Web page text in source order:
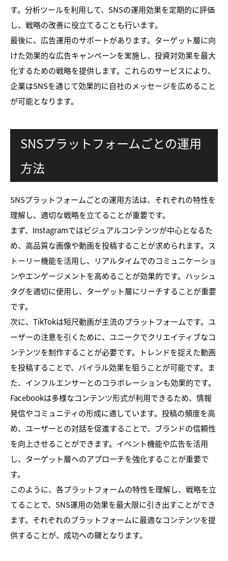
す。分析ツールを利用して、SNSの運用効果を定期的に評価
し、戦略の改善に役立てることも行います。
最後に、広告運用のサポートがあります。ターゲット層に向
けた効果的な広告キャンペーンを実施し、投資対効果を最大
化するための戦略を提供します。これらのサービスにより、
企業はSNSを通じて効果的に自社のメッセージを広めること
が可能となります。
SNSプラットフォームごとの運用
方法
SNSプラットフォームごとの運用方法は、それぞれの特性を
理解し、適切な戦略を立てることが重要です。
まず、Instagramではビジュアルコンテンツが中心となるた
め、高品質な画像や動画を投稿することが求められます。ス
トーリー機能を活用し、リアルタイムでのコミュニケーショ
ンやエンゲージメントを高めることが効果的です。ハッシュ
タグを適切に使用し、ターゲット層にリーチすることが重要
です。
次に、TikTokは短尺動画が主流のプラットフォームです。ユ
ーザーの注意を引くために、ユニークでクリエイティブなコ
ンテンツを制作することが必要です。トレンドを捉えた動画
を投稿することで、バイラル効果を狙うことが可能です。ま
た、インフルエンサーとのコラボレーションも効果的です。
Facebookは多様なコンテンツ形式が利用できるため、情報
発信やコミュニティの形成に適しています。投稿の頻度を高
め、ユーザーとの対話を促進することで、ブランドの信頼性
を向上させることができます。イベント機能や広告を活用
し、ターゲット層へのアプローチを強化することが重要で
す。
このように、各プラットフォームの特性を理解し、戦略を立
てることで、SNS運用の効果を最大限に引き出すことができ
ます。それぞれのプラットフォームに最適なコンテンツを提
供することが、成功への鍵となります。